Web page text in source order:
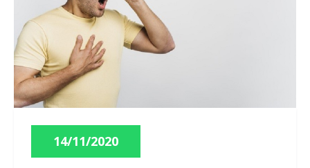
14/11/2020